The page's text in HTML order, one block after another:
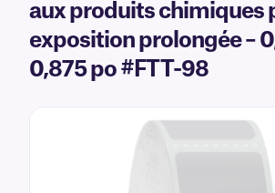
aux produits chimiques
exposition prolongée –
0,875 po #FTT-98